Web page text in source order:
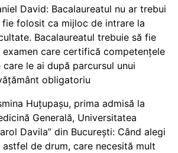
David: Bacalaureatul nu ar trebui
fie folosit ca mijloc de intrare la
Bacalaureatul trebuie să fie
examen care certifică competențele
care le ai după parcursul unui
obligatoriu
Huțupașu, prima admisă la
Generală, Universitatea
Davila” din București: Când alegi
astfel de drum, care necesită mult